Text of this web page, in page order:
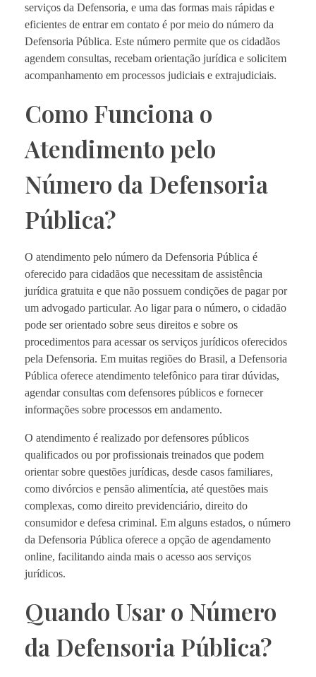
serviços da Defensoria, e uma das formas mais rápidas e
eficientes de entrar em contato é por meio do número da
Defensoria Pública. Este número permite que os cidadãos
agendem consultas, recebam orientação jurídica e solicitem
acompanhamento em processos judiciais e extrajudiciais.
Como Funciona o
Atendimento pelo
Número da Defensoria
Pública?
O atendimento pelo número da Defensoria Pública é
oferecido para cidadãos que necessitam de assistência
jurídica gratuita e que não possuem condições de pagar por
um advogado particular. Ao ligar para o número, o cidadão
pode ser orientado sobre seus direitos e sobre os
procedimentos para acessar os serviços jurídicos oferecidos
pela Defensoria. Em muitas regiões do Brasil, a Defensoria
Pública oferece atendimento telefônico para tirar dúvidas,
agendar consultas com defensores públicos e fornecer
informações sobre processos em andamento.
O atendimento é realizado por defensores públicos
qualificados ou por profissionais treinados que podem
orientar sobre questões jurídicas, desde casos familiares,
como divórcios e pensão alimentícia, até questões mais
complexas, como direito previdenciário, direito do
consumidor e defesa criminal. Em alguns estados, o número
da Defensoria Pública oferece a opção de agendamento
online, facilitando ainda mais o acesso aos serviços
jurídicos.
Quando Usar o Número
da Defensoria Pública?